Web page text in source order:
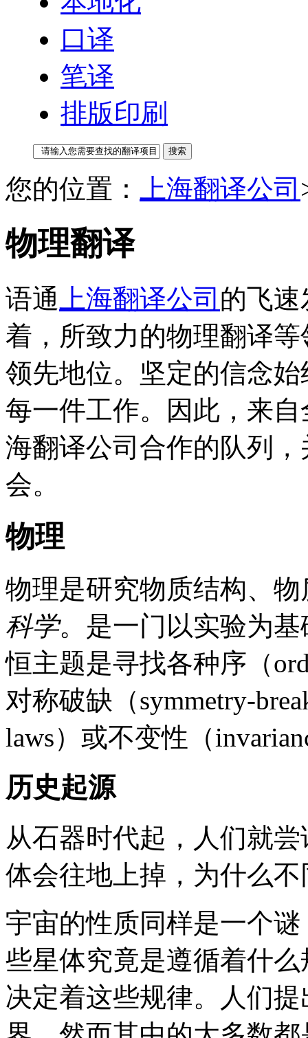
口译
笔译
排版印刷
您的位置： 上海翻译公司
物理翻译
语通 上海翻译公司 的飞
着，所致力的物理翻译
领先地位。坚定的信念
每一件工作。因此，来
海翻译公司合作的队列
会。
物理
物理是研究物质结构、
科学。是一门以实验为
恒主题是寻找各种序（
对称破缺（symmetry-
laws）或不变性（
历史起源
从石器时代起，人们就
体会往地上掉，为什么
宇宙的性质同样是一个
些星体究竟是遵循着什
决定着这些规律。人们